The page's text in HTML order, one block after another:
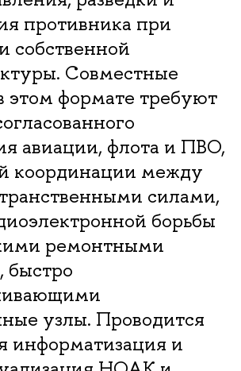
противника при
собственной
Совместные
этом формате требуют
авиации, флота и ПВО,
координации между
силами,
борьбы
ремонтными
быстро
узлы. Проводится
информатизация и